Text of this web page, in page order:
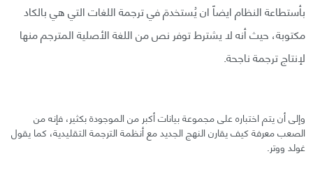
بأستطاعة النظام ايضاً ان يُستخدمَ في ترجمة اللغات التي هي بالكاد
مكتوبة، حيث أنه لا يشترط توفر نص من اللغة الأصلية المترجم منها
لإنتاج ترجمة ناجحة.
وإلى أن يتم اختباره على مجموعة بيانات أكبر من الموجودة بكثير، فإنه من
الصعب معرفة كيف يقارن النهج الجديد مع أنظمة الترجمة التقليدية، كما يقول
غولد ووتر.